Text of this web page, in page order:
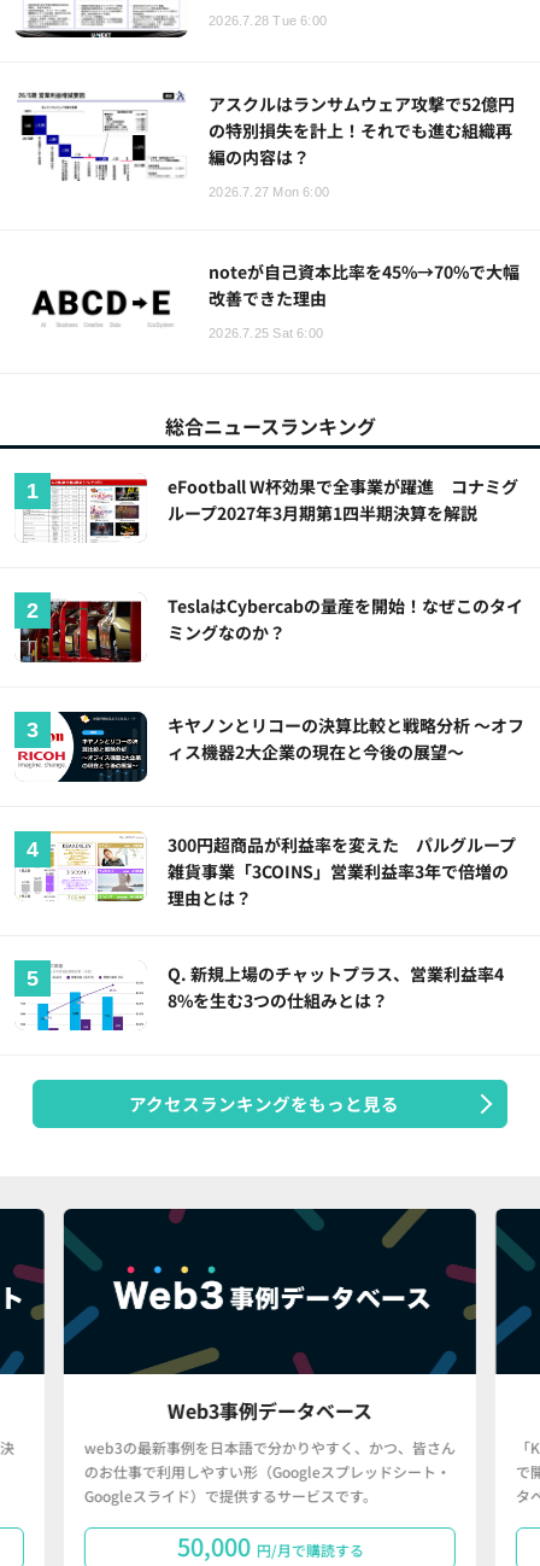
2026.7.28 Tue 6:00
アスクルはランサムウェア攻撃で52億円
の特別損失を計上！それでも進む組織再
編の内容は？
2026.7.27 Mon 6:00
noteが自己資本比率を45%→70%で大幅
改善できた理由
2026.7.25 Sat 6:00
総合ニュースランキング
eFootball W杯効果で全事業が躍進 コナミグ
ループ2027年3月期第1四半期決算を解説
TeslaはCybercabの量産を開始！なぜこのタイ
ミングなのか？
キヤノンとリコーの決算比較と戦略分析 ～オフ
ィス機器2大企業の現在と今後の展望～
300円超商品が利益率を変えた パルグループ
雑貨事業「3COINS」営業利益率3年で倍増の
理由とは？
Q. 新規上場のチャットプラス、営業利益率4
8%を生む3つの仕組みとは？
アクセスランキングをもっと見る
Web3事例データベース
web3の最新事例を日本語で分かりやすく、かつ、皆さん
のお仕事で利用しやすい形（Googleスプレッドシート・
Googleスライド）で提供するサービスです。
50,000 円/月で購読する
で
タ